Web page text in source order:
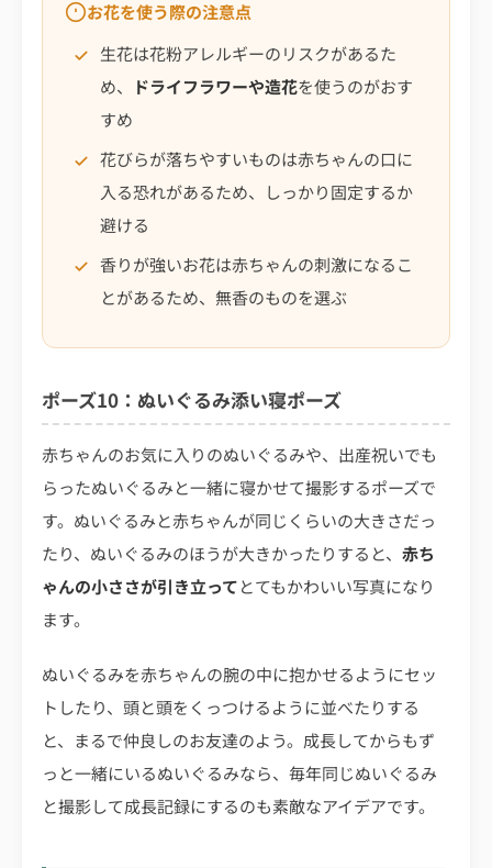
お花を使う際の注意点
生花は花粉アレルギーのリスクがあるた
め、
ドライフラワーや造花を使うのがおす
すめ
花びらが落ちやすいものは赤ちゃんの口に
入る恐れがあるため、しっかり固定するか
避ける
香りが強いお花は赤ちゃんの刺激になるこ
とがあるため、無香のものを選ぶ
ポーズ10：ぬいぐるみ添い寝ポーズ
赤ちゃんのお気に入りのぬいぐるみや、出産祝いでも
らったぬいぐるみと一緒に寝かせて撮影するポーズで
す。ぬいぐるみと赤ちゃんが同じくらいの大きさだっ
たり、ぬいぐるみのほうが大きかったりすると、 赤ち
ゃんの小ささが引き立ってとてもかわいい写真になり
ます。
ぬいぐるみを赤ちゃんの腕の中に抱かせるようにセッ
トしたり、頭と頭をくっつけるように並べたりする
と、まるで仲良しのお友達のよう。成長してからもず
っと一緒にいるぬいぐるみなら、毎年同じぬいぐるみ
と撮影して成長記録にするのも素敵なアイデアです。